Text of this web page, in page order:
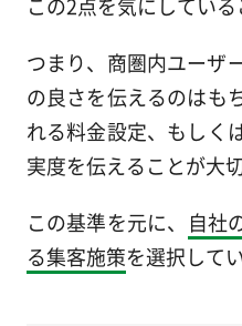
つまり、商圏内ユーザ
の良さを伝えるのはも
れる料金設定、もしく
実度を伝えることが大
この基準を元に、
自社
る集客施策を選択して